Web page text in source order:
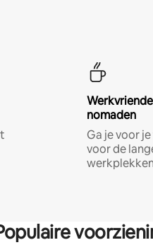
nomaden
Ga je voor
voor de